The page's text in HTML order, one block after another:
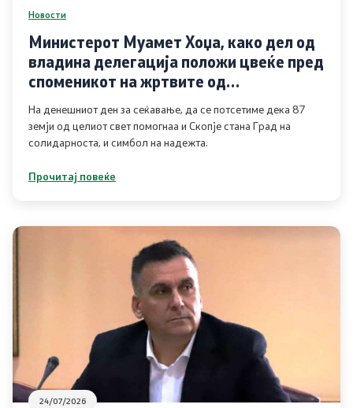
Проекти
Услуги
EXIM
Просторно планирање
Природа
Воздух
Новости
Министерот Муамет Хоџа, како дел од
владина делегација положи цвеќе пред
споменикот на жртвите од
катастрофалниот земјотрес
На денешниот ден за сеќавање, да се потсетиме дека 87
земји од целиот свет помогнаа и Скопје стана Град на
солидарноста, и симбол на надежта.
Прочитај повеќе
24/07/2026